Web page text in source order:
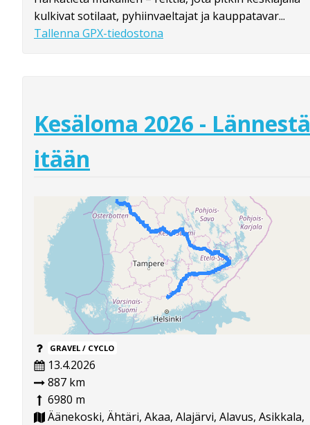
kulkivat sotilaat, pyhiinvaeltajat ja kauppatavar...
Tallenna GPX-tiedostona
Kesäloma 2026 - Lännestä
itään
GRAVEL / CYCLO
13.4.2026
887 km
6980 m
Äänekoski, Ähtäri, Akaa, Alajärvi, Alavus, Asikkala,